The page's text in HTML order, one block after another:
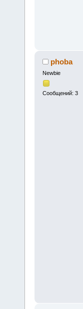
phoba
Newbie
Сообщений: 3